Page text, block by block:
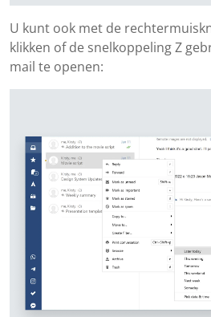
U kunt ook met de
klikken of de snelkoppeling Z
mail te openen: